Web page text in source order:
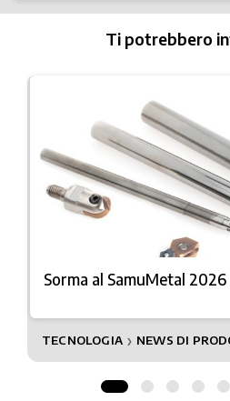
Ti potrebbero
Sorma al SamuMetal
TECNOLOGIA ❯ NEWS DI